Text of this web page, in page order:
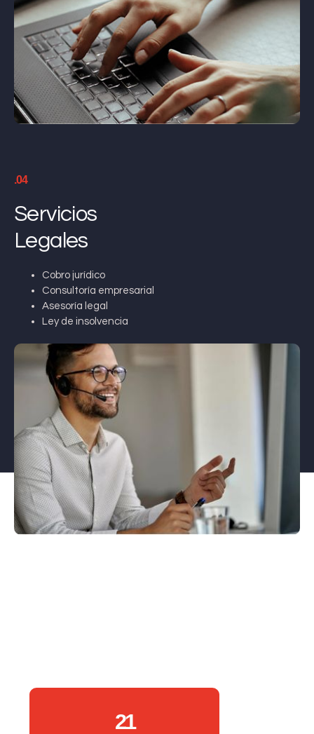
.04
Servicios
Legales
Cobro jurídico
Consultoría empresarial
Asesoría legal
Ley de insolvencia
21